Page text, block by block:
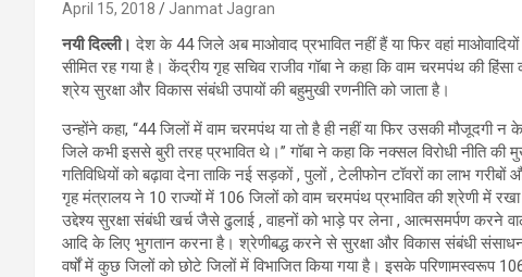
April 15, 2018 Janmat Jagran
नयी दिल्ली। देश के 44 जिले अब माओवाद प्रभावित नहीं हैं या फिर वहां
सीमित रह गया है। केंद्रीय गृह सचिव राजीव गॉबा ने कहा कि वाम चरमपंथ की
श्रेय सुरक्षा और विकास संबंधी उपायों की बहुमुखी रणनीति को जाता है।
उन्होंने कहा, ‘‘44 जिलों में वाम चरमपंथ या तो है ही नहीं या फिर उसकी
जिले कभी इससे बुरी तरह प्रभावित थे।’’ गॉबा ने कहा कि नक्सल विरोधी नीति की
गतिविधियों को बढ़ावा देना ताकि नई सड़कों , पुलों , टेलीफोन टॉवरों का लाभ
गृह मंत्रालय ने 10 राज्यों में 106 जिलों को वाम चरमपंथ प्रभावित की श्रेणी में
उद्देश्य सुरक्षा संबंधी खर्च जैसे ढुलाई , वाहनों को भाड़े पर लेना , आत्मसमर्पण करने
आदि के लिए भुगतान करना है। श्रेणीबद्ध करने से सुरक्षा और विकास संबंधी
वर्षों में कुछ जिलों को छोटे जिलों में विभाजित किया गया है। इसके परिणामस्वरूप